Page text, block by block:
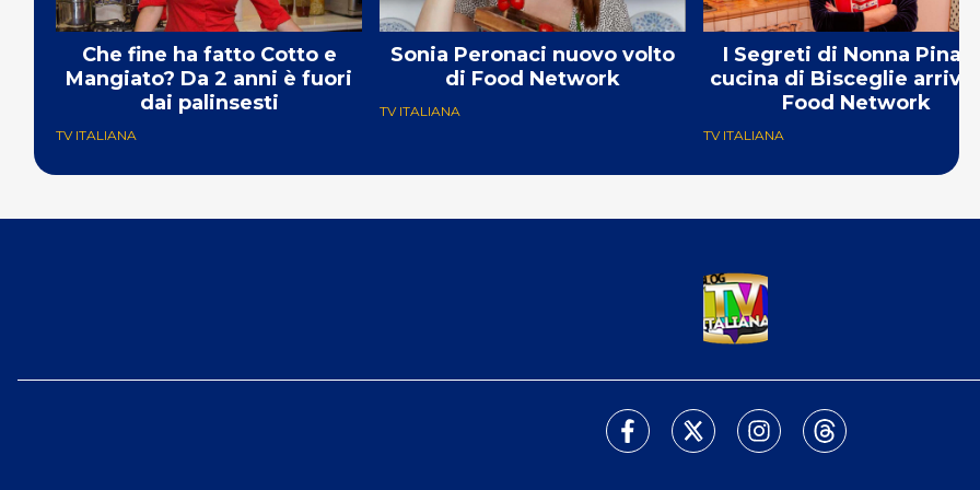
Che fine ha fatto Cotto e
Mangiato? Da 2 anni è fuori
dai palinsesti
TV ITALIANA
Sonia Peronaci nuovo volto
di Food Network
TV ITALIANA
I Segreti di Nonna Pina: la
cucina di Bisceglie arriva
Food Network
TV ITALIANA